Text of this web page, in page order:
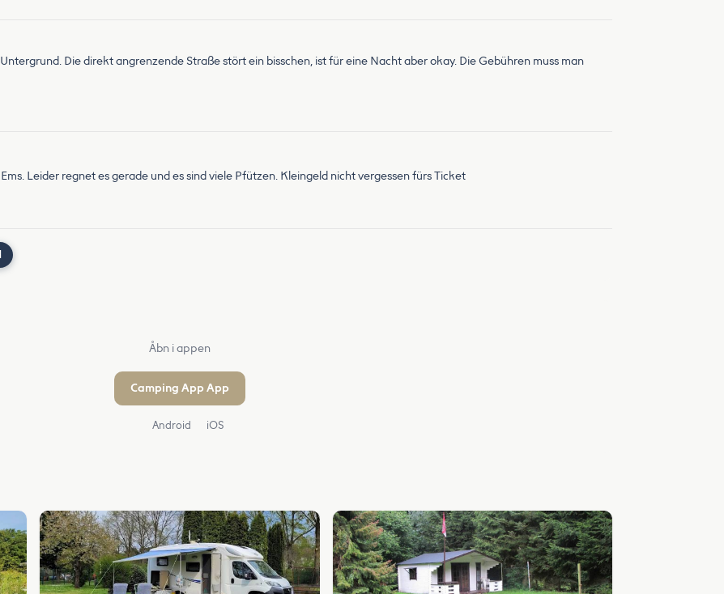
Die direkt angrenzende Straße stört ein bisschen, ist für eine Nacht aber okay. Die Gebühren muss man
Leider regnet es gerade und es sind viele Pfützen. Kleingeld nicht vergessen fürs Ticket
Åbn i appen
Camping App App
Android iOS